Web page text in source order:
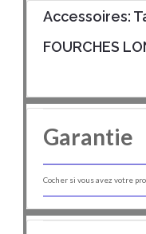
Accessoires:
FOURCHES
Garantie
Cocher si vous avez votre